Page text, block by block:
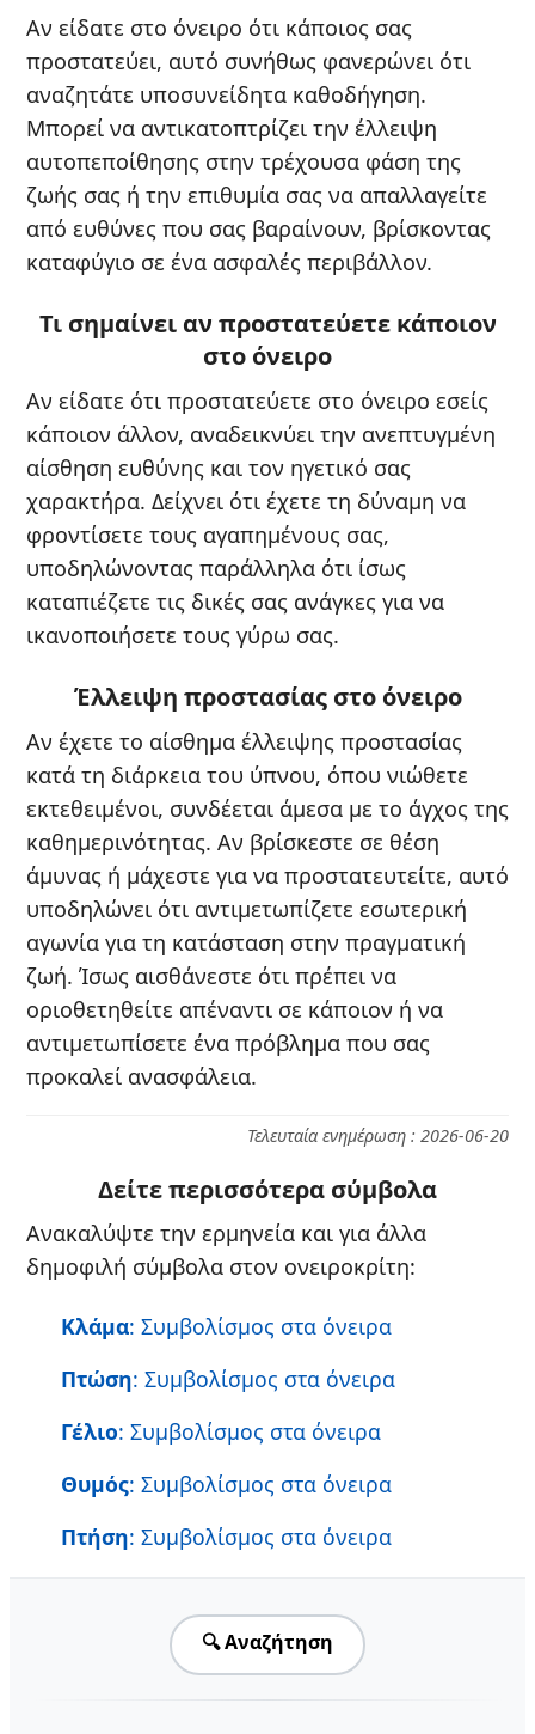
Αν είδατε στο όνειρο ότι κάποιος σας
προστατεύει, αυτό συνήθως φανερώνει ότι
αναζητάτε υποσυνείδητα καθοδήγηση.
Μπορεί να αντικατοπτρίζει την έλλειψη
αυτοπεποίθησης στην τρέχουσα φάση της
ζωής σας ή την επιθυμία σας να απαλλαγείτε
από ευθύνες που σας βαραίνουν, βρίσκοντας
καταφύγιο σε ένα ασφαλές περιβάλλον.
Τι σημαίνει αν προστατεύετε κάποιον
στο όνειρο
Αν είδατε ότι προστατεύετε στο όνειρο εσείς
κάποιον άλλον, αναδεικνύει την ανεπτυγμένη
αίσθηση ευθύνης και τον ηγετικό σας
χαρακτήρα. Δείχνει ότι έχετε τη δύναμη να
φροντίσετε τους αγαπημένους σας,
υποδηλώνοντας παράλληλα ότι ίσως
καταπιέζετε τις δικές σας ανάγκες για να
ικανοποιήσετε τους γύρω σας.
Έλλειψη προστασίας στο όνειρο
Αν έχετε το αίσθημα έλλειψης προστασίας
κατά τη διάρκεια του ύπνου, όπου νιώθετε
εκτεθειμένοι, συνδέεται άμεσα με το άγχος της
καθημερινότητας. Αν βρίσκεστε σε θέση
άμυνας ή μάχεστε για να προστατευτείτε, αυτό
υποδηλώνει ότι αντιμετωπίζετε εσωτερική
αγωνία για τη κατάσταση στην πραγματική
ζωή. Ίσως αισθάνεστε ότι πρέπει να
οριοθετηθείτε απέναντι σε κάποιον ή να
αντιμετωπίσετε ένα πρόβλημα που σας
προκαλεί ανασφάλεια.
Τελευταία ενημέρωση : 2026-06-20
Δείτε περισσότερα σύμβολα
Ανακαλύψτε την ερμηνεία και για άλλα
δημοφιλή σύμβολα στον ονειροκρίτη:
Κλάμα: Συμβολίσμος στα όνειρα
Πτώση: Συμβολίσμος στα όνειρα
Γέλιο: Συμβολίσμος στα όνειρα
Θυμός: Συμβολίσμος στα όνειρα
Πτήση: Συμβολίσμος στα όνειρα
🔍 Αναζήτηση